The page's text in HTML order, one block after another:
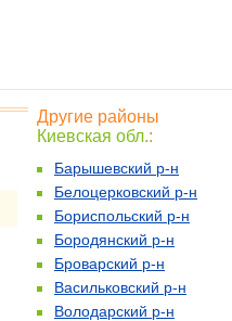
Другие районы
Киевская обл.:
Барышевский р-н
Белоцерковский р-н
Бориспольский р-н
Бородянский р-н
Броварский р-н
Васильковский р-н
Володарский р-н